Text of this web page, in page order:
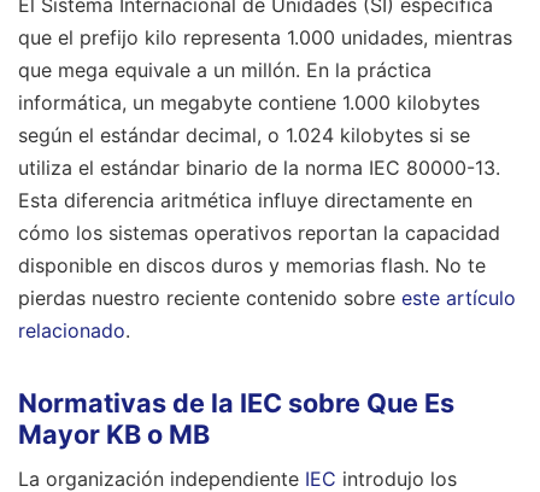
El Sistema Internacional de Unidades (SI) especifica
que el prefijo kilo representa 1.000 unidades, mientras
que mega equivale a un millón. En la práctica
informática, un megabyte contiene 1.000 kilobytes
según el estándar decimal, o 1.024 kilobytes si se
utiliza el estándar binario de la norma IEC 80000-13.
Esta diferencia aritmética influye directamente en
cómo los sistemas operativos reportan la capacidad
disponible en discos duros y memorias flash. No te
pierdas nuestro reciente contenido sobre este artículo
relacionado.
Normativas de la IEC sobre Que Es
Mayor KB o MB
La organización independiente IEC introdujo los